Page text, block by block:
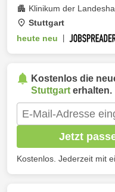
Klinikum der
Stuttgart
heute neu
Kostenlos die
Stuttgart erhalten.
Jetzt
Kostenlos. Jederzeit mit